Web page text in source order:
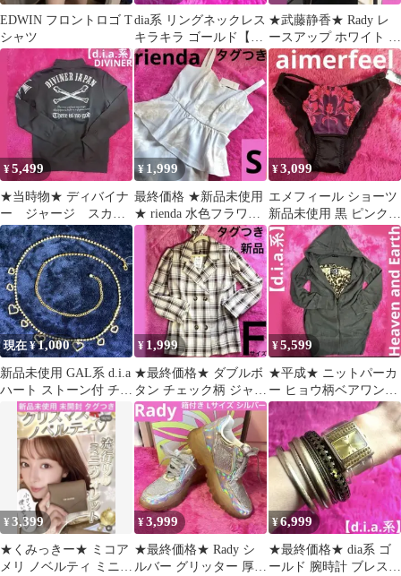
EDWIN フロントロゴ T
シャツ
dia系 リングネックレス
キラキラ ゴールド【平
成ギャル】 金 ラインス
トーン
★武藤静香★ Rady レ
ースアップ ホワイト 中
綿アウター Ꮇサイズ 美
品
¥5,499
★当時物★ ディバイナ
ー ジャージ スカル
柄【平成ギャル男】y2k
メンズ L
¥ 1,999
最終価格 ★新品未使用
★ rienda 水色フラワー
プリント オールインワ
¥3,099
エメフィール ショーツ
新品未使用 黒 ピンク
Mサイズ レース グリッ
ター
現在 ¥1,000
新品未使用 GAL系 d.i.a
ハート ストーン付 チェ
ーンベルト韓国ゴール
¥ 1,999
★最終価格★ ダブルボ
タン チェック柄 ジャケ
ット ベージ フリーサイ
ズ 新品
¥5,599
★平成★ ニットパーカ
ー ヒョウ柄ベアワンピ
2点セット ヘブンアン
ドアース
¥3,399
★くみっきー★ ミコア
メリ ノベルティ ミニウ
¥3,999
★最終価格★ Rady シ
ルバー グリッター 厚底
¥6,999
★最終価格★ dia系 ゴ
ールド 腕時計 ブレスレ